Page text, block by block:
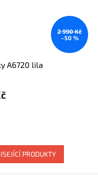
2 990 Kč
–50 %
A6720 lila
PRODUKTY